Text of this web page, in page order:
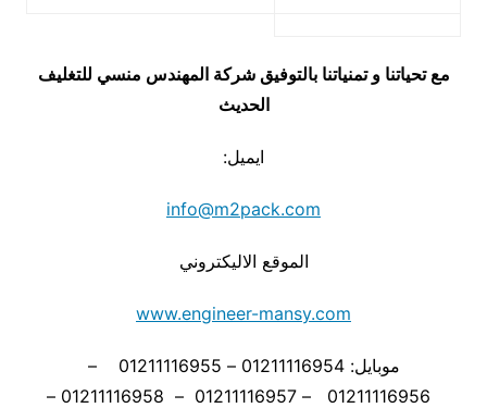
مع تحياتنا و تمنياتنا بالتوفيق شركة المهندس منسي للتغليف
الحديث
ايميل:
info@m2pack.com
الموقع الاليكتروني
www.engineer-mansy.com
موبايل: 01211116954 – 01211116955 –
01211116956 – 01211116957 – 01211116958 –